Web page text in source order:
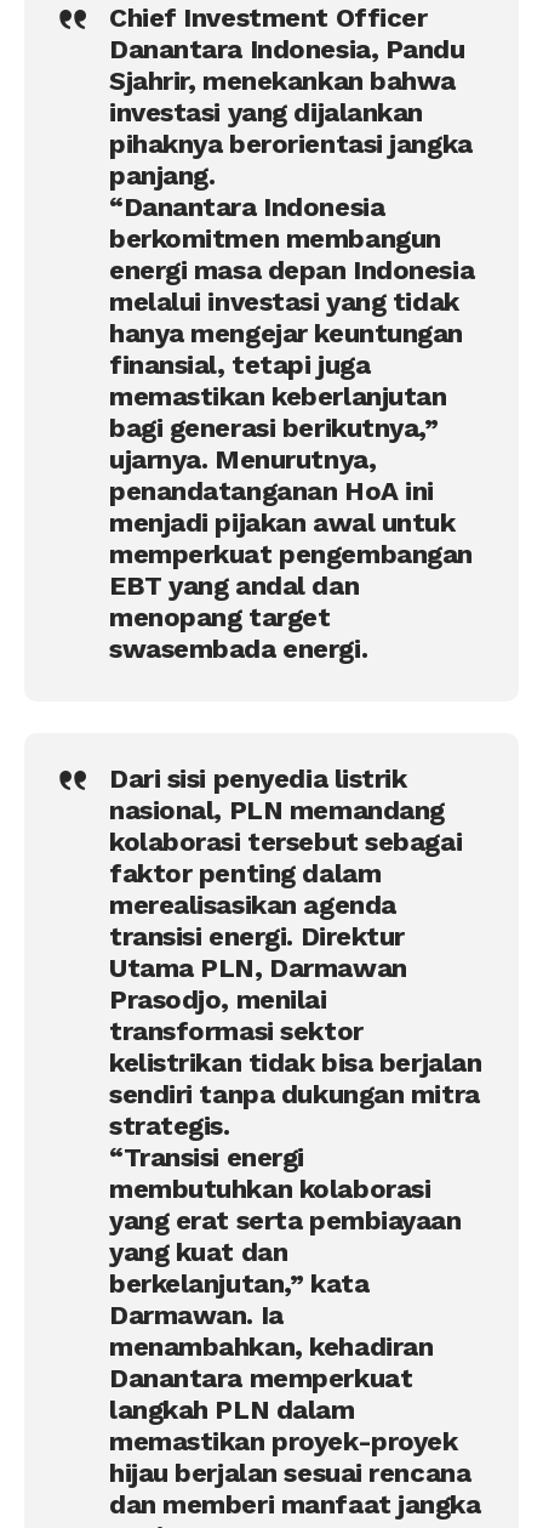
Chief Investment Officer
Danantara Indonesia, Pandu
Sjahrir, menekankan bahwa
investasi yang dijalankan
pihaknya berorientasi jangka
panjang.
“Danantara Indonesia
berkomitmen membangun
energi masa depan Indonesia
melalui investasi yang tidak
hanya mengejar keuntungan
finansial, tetapi juga
memastikan keberlanjutan
bagi generasi berikutnya,”
ujarnya. Menurutnya,
penandatanganan HoA ini
menjadi pijakan awal untuk
memperkuat pengembangan
EBT yang andal dan
menopang target
swasembada energi.
Dari sisi penyedia listrik
nasional, PLN memandang
kolaborasi tersebut sebagai
faktor penting dalam
merealisasikan agenda
transisi energi. Direktur
Utama PLN, Darmawan
Prasodjo, menilai
transformasi sektor
kelistrikan tidak bisa berjalan
sendiri tanpa dukungan mitra
strategis.
“Transisi energi
membutuhkan kolaborasi
yang erat serta pembiayaan
yang kuat dan
berkelanjutan,” kata
Darmawan. Ia
menambahkan, kehadiran
Danantara memperkuat
langkah PLN dalam
memastikan proyek-proyek
hijau berjalan sesuai rencana
dan memberi manfaat jangka